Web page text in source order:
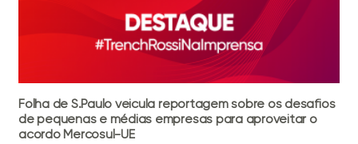
Folha de S.Paulo veicula reportagem sobre os desafios
de pequenas e médias empresas para aproveitar o
acordo Mercosul-UE